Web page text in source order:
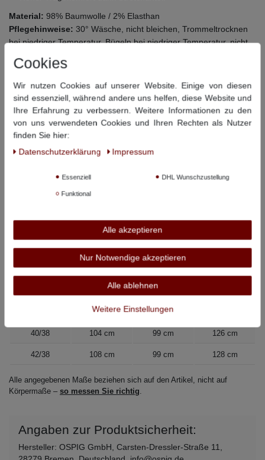
Material: 98% Baumwolle / 2% Elasthan
Pflegehinweise: 30° Wäsche, nicht bleichen, Trommeltrocknen
bei niedriger Temperatur, Bügeln bei niedriger Temperatur, nicht
chemisch reinigen
Dieser Artikel hat folgende Maße:
Größe Bundweite
Beinlänge
innen
Beinlänge
außen
108 cm 93 cm
34/38 88 cm 98 cm 123 cm
92 cm 98 cm
98 cm 99 cm
40/38 104 cm 99 cm 126 cm
42/38 108 cm 99 cm 128 cm
Alle angegebenen Maße beziehen sich auf den Artikel, nicht auf
Körpermaße – so messen Sie richtig.
Angaben zur Produktsicherheit:
Hersteller: OSPIG GmbH, Carsten-Dressler-Straße 11,
Cookies
Wir nutzen Cookies auf unserer Website. Einige von diesen
sind essenziell, während andere uns helfen, diese Website und
Ihre Erfahrung zu verbessern. Weitere Informationen zu den
von uns verwendeten Cookies und Ihren Rechten als Nutzer
finden Sie hier:
Daten­schutz­erklärung
Impressum
Essenziell DHL Wunschzustellung
Funktional
Alle akzeptieren
Nur Notwendige akzeptieren
Alle ablehnen
Weitere Einstellungen